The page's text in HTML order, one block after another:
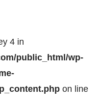
4 in
public_html/wp-
on line